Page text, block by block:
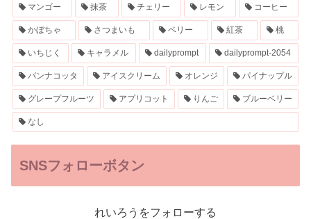
マンゴー 抹茶 チェリー レモン コーヒー
かぼちゃ さつまいも ベリー 紅茶 桃
いちじく キャラメル dailyprompt dailyprompt-2054
パンナコッタ アイスクリーム オレンジ パイナップル
グレープフルーツ アプリコット りんご ブルーベリー
なし
SNSフォローボタン
れいろうをフォローする